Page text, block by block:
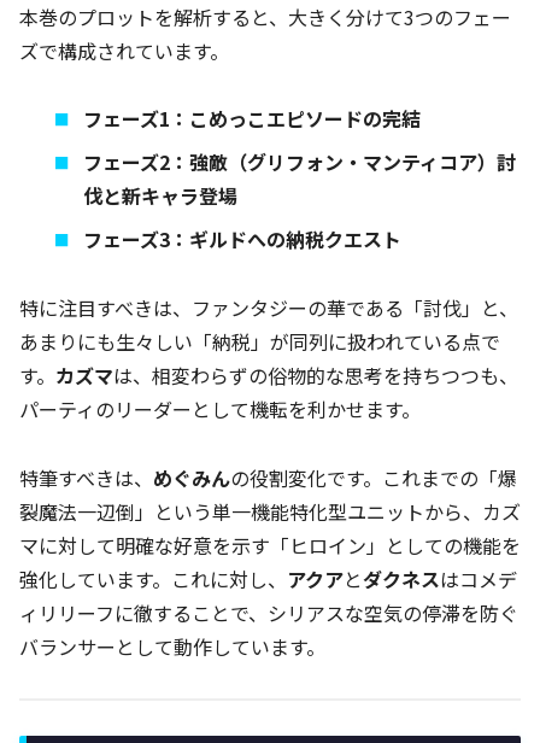
本巻のプロットを解析すると、大きく分けて3つのフェー
ズで構成されています。
フェーズ1：こめっこエピソードの完結
フェーズ2：強敵（グリフォン・マンティコア）討
伐と新キャラ登場
フェーズ3：ギルドへの納税クエスト
特に注目すべきは、ファンタジーの華である「討伐」と、
あまりにも生々しい「納税」が同列に扱われている点で
す。 カズマは、相変わらずの俗物的な思考を持ちつつも、
パーティのリーダーとして機転を利かせます。
特筆すべきは、 めぐみんの役割変化です。これまでの「爆
裂魔法一辺倒」という単一機能特化型ユニットから、カズ
マに対して明確な好意を示す「ヒロイン」としての機能を
強化しています。これに対し、 アクアとダクネスはコメデ
ィリリーフに徹することで、シリアスな空気の停滞を防ぐ
バランサーとして動作しています。